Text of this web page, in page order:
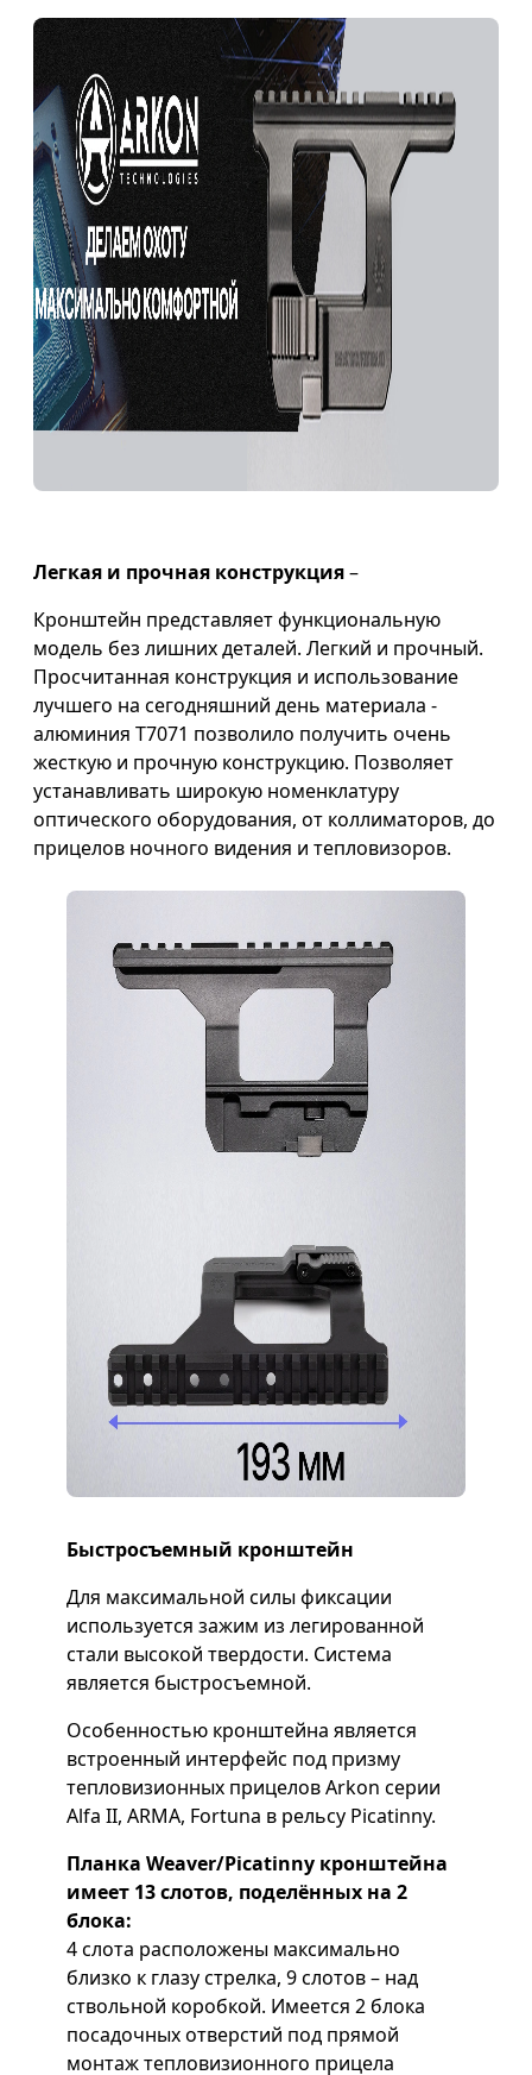
Легкая и прочная конструкция–
Кронштейн представляет функциональную
модель без лишних деталей. Легкий и прочный.
Просчитанная конструкция и использование
лучшего на сегодняшний день материала -
алюминия T7071 позволило получить очень
жесткую и прочную конструкцию. Позволяет
устанавливать широкую номенклатуру
оптического оборудования, от коллиматоров, до
прицелов ночного видения и тепловизоров.
Быстросъемный кронштейн
Для максимальной силы фиксации
используется зажим из легированной
стали высокой твердости. Система
является быстросъемной.
Особенностью кронштейна является
встроенный интерфейс под призму
тепловизионных прицелов Arkon серии
Alfa II, ARMA, Fortuna в рельсу Picatinny.
Планка Weaver/Picatinny кронштейна
имеет 13 слотов, поделённых на 2
блока:
4 слота расположены максимально
близко к глазу стрелка, 9 слотов – над
ствольной коробкой. Имеется 2 блока
посадочных отверстий под прямой
монтаж тепловизионного прицела